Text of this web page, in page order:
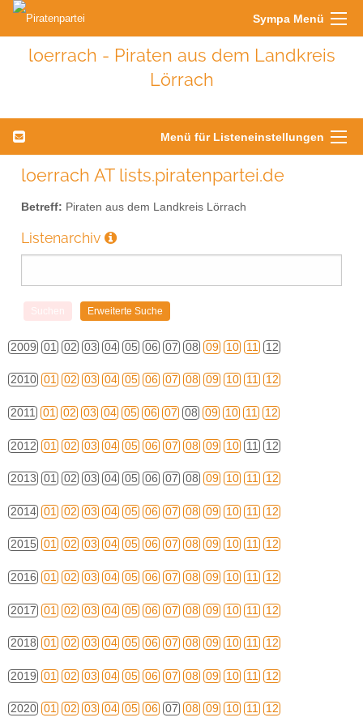
Sympa Menü
loerrach - Piraten aus dem Landkreis
Lörrach
Menü für Listeneinstellungen
loerrach AT lists.piratenpartei.de
Betreff: Piraten aus dem Landkreis Lörrach
Listenarchiv
2009 01 02 03 04 05 06 07 08 09 10 11 12
2010 01 02 03 04 05 06 07 08 09 10 11 12
2011 01 02 03 04 05 06 07 08 09 10 11 12
2012 01 02 03 04 05 06 07 08 09 10 11 12
2013 01 02 03 04 05 06 07 08 09 10 11 12
2014 01 02 03 04 05 06 07 08 09 10 11 12
2015 01 02 03 04 05 06 07 08 09 10 11 12
2016 01 02 03 04 05 06 07 08 09 10 11 12
2017 01 02 03 04 05 06 07 08 09 10 11 12
2018 01 02 03 04 05 06 07 08 09 10 11 12
2019 01 02 03 04 05 06 07 08 09 10 11 12
2020 01 02 03 04 05 06 07 08 09 10 11 12